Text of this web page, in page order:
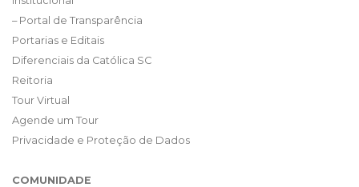
– Portal de Transparência
Portarias e Editais
Diferenciais da Católica SC
Reitoria
Tour Virtual
Agende um Tour
Privacidade e Proteção de Dados
COMUNIDADE